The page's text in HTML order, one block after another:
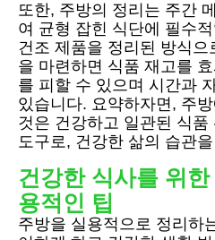
또한, 주방의 정리는 주간
여 균형 잡힌 식단에 필수
건조 제품을 정리된 방식
을 마련하면 식품 재고를
를 피할 수 있으며 시간과
있습니다. 요약하자면, 주
것은 건강하고 일관된 식품
도구로, 건강한 삶의 습관
건강한 식사를 위
용적인 팁
주방을 실용적으로 정리하